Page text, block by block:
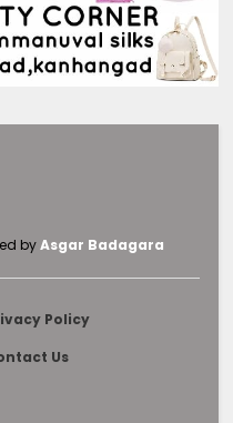
byAsgar Badagara
Policy
Us